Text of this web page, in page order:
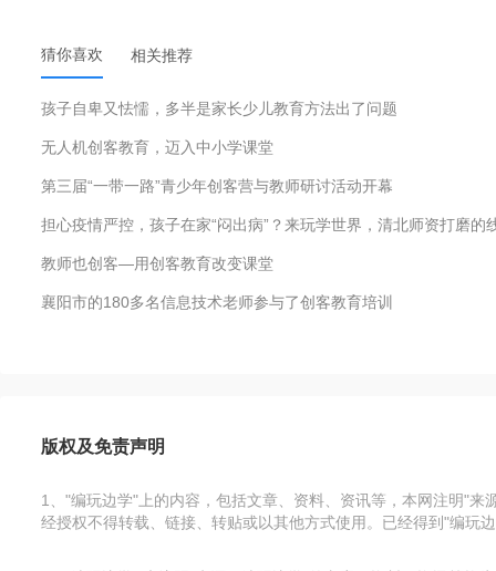
猜你喜欢 相关推荐
孩子自卑又怯懦，多半是家长少儿教育方法出了问题
无人机创客教育，迈入中小学课堂
第三届“一带一路”青少年创客营与教师研讨活动开幕
担心疫情严控，孩子在家“闷出病”？来玩学世界，清北师资打磨的
教师也创客—用创客教育改变课堂
襄阳市的180多名信息技术老师参与了创客教育培训
版权及免责声明
1、"编玩边学"上的内容，包括文章、资料、资讯等，本网注明"
经授权不得转载、链接、转贴或以其他方式使用。已经得到"编玩